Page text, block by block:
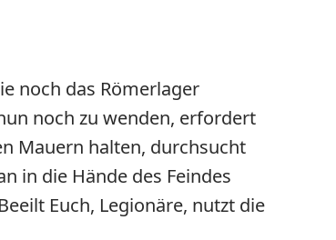
noch das Römerlager
noch zu wenden, erfordert
Mauern halten, durchsucht
in die Hände des Feindes
Euch, Legionäre, nutzt die